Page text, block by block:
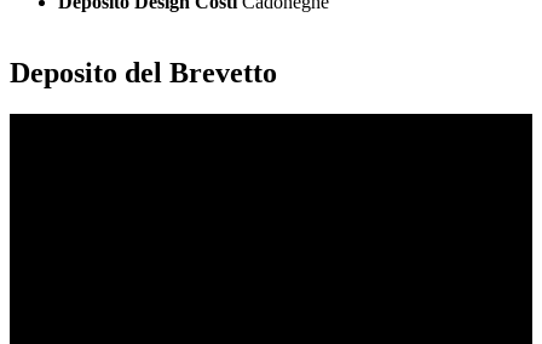
Deposito del Brevetto